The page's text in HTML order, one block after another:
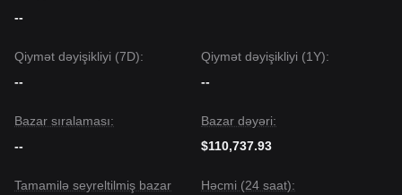
--
Qiymət dəyişikliyi (7D):
--
Qiymət dəyişikliyi (1Y):
--
Bazar sıralaması:
--
Bazar dəyəri:
$110,737.93
Tamamilə seyreltilmiş bazar
Həcmi (24 saat):